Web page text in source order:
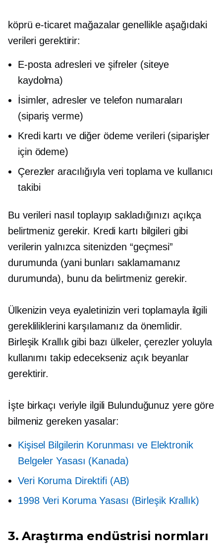
köprüe-ticaretmağazalar genellikle aşağıdaki
verileri gerektirir:
E-posta adresleri ve şifreler (siteye
kaydolma)
İsimler, adresler ve telefon numaraları
(sipariş verme)
Kredi kartı ve diğer ödeme verileri (siparişler
için ödeme)
Çerezler aracılığıyla veri toplama ve kullanıcı
takibi
Bu verileri nasıl toplayıp sakladığınızı açıkça
belirtmeniz gerekir. Kredi kartı bilgileri gibi
verilerin yalnızca sitenizden “geçmesi”
durumunda (yani bunları saklamamanız
durumunda), bunu da belirtmeniz gerekir.
Ülkenizin veya eyaletinizin veri toplamayla ilgili
gerekliliklerini karşılamanız da önemlidir.
Birleşik Krallık gibi bazı ülkeler, çerezler yoluyla
kullanımı takip edecekseniz açık beyanlar
gerektirir.
İşte birkaçı veriyle ilgili Bulunduğunuz yere göre
bilmeniz gereken yasalar:
Kişisel Bilgilerin Korunması ve Elektronik
Belgeler Yasası (Kanada)
Veri Koruma Direktifi (AB)
1998 Veri Koruma Yasası (Birleşik Krallık)
3. Araştırma endüstrisi normları